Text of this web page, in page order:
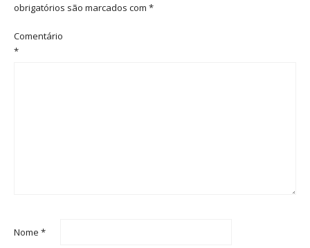
obrigatórios são marcados com *
Comentário
*
Nome *